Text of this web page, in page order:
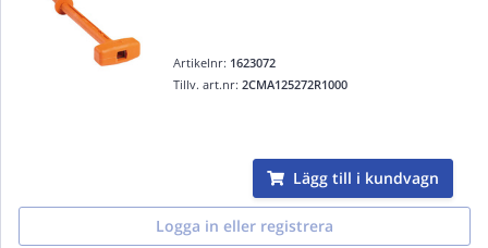
Artikelnr: 1623072
Tillv. art.nr:2CMA125272R1000
Lägg till i kundvagn
Logga in eller registrera